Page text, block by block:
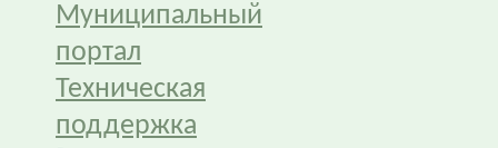
Муниципальный
портал
Техническая
поддержка